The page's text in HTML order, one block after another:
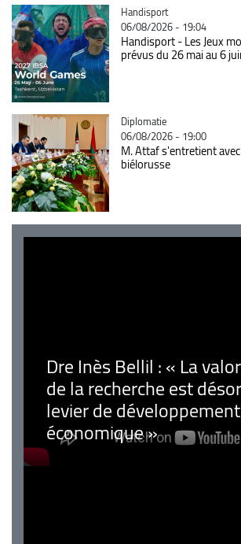
Catégorie
Handisport
06/08/2026 - 19:04
Handisport - Les Jeux
prévus du 26 mai au 6
Catégorie
Diplomatie
06/08/2026 - 19:00
M. Attaf s'entretient
biélorusse
Dre Inès Bellil : « La
de la recherche est
levier de développement
économique »